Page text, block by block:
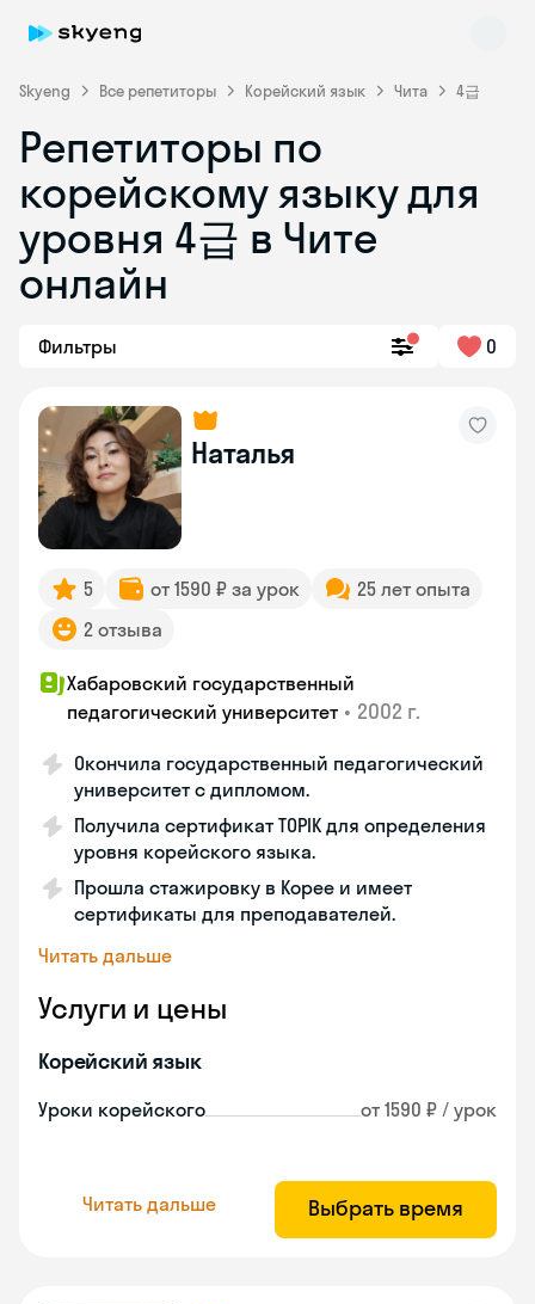
Skyeng Все репетиторы Корейский язык Чита 4급
Репетиторы по
корейскому языку для
уровня 4급 в Чите
онлайн
Фильтры 0
Наталья
5 от 1590 ₽ за урок
25 лет опыта
2 отзыва
Хабаровский государственный
педагогический университет • 2002 г.
Окончила государственный педагогический
университет с дипломом.
Получила сертификат TOPIK для определения
уровня корейского языка.
Прошла стажировку в Корее и имеет
сертификаты для преподавателей.
Читать дальше
Услуги и цены
Корейский язык
Уроки корейского от 1590 ₽ / урок
Читать дальше Выбрать время
Skyeng Chat
online